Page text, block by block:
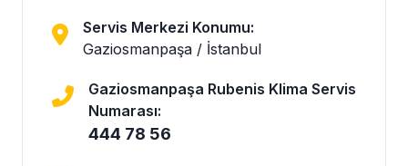
Servis Merkezi Konumu:
Gaziosmanpaşa / İstanbul
Gaziosmanpaşa Rubenis Klima Servis
Numarası:
444 78 56